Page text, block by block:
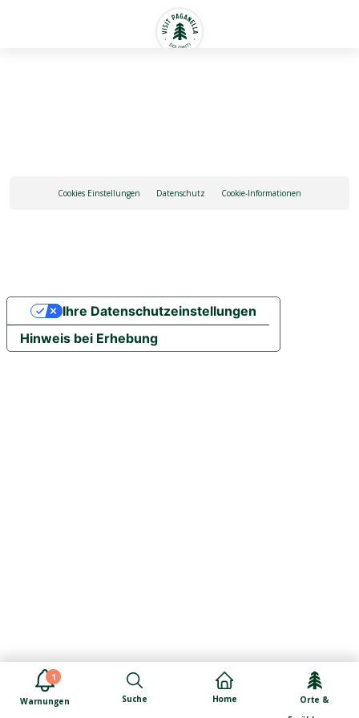
1
Warnungen Suche Home
Orte &
Cookies Einstellungen Datenschutz Cookie-Informationen
Hinweis bei Erhebung
Ihre Datenschutzeinstellungen